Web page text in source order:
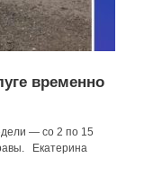
временно
— со 2 по 15
Екатерина